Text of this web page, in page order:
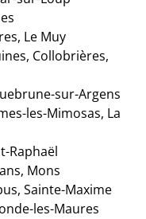
Le Muy
Collobrières,
sur-Argens
les-Mimosas, La
Raphaël
Mons
Sainte-Maxime
les-Maures